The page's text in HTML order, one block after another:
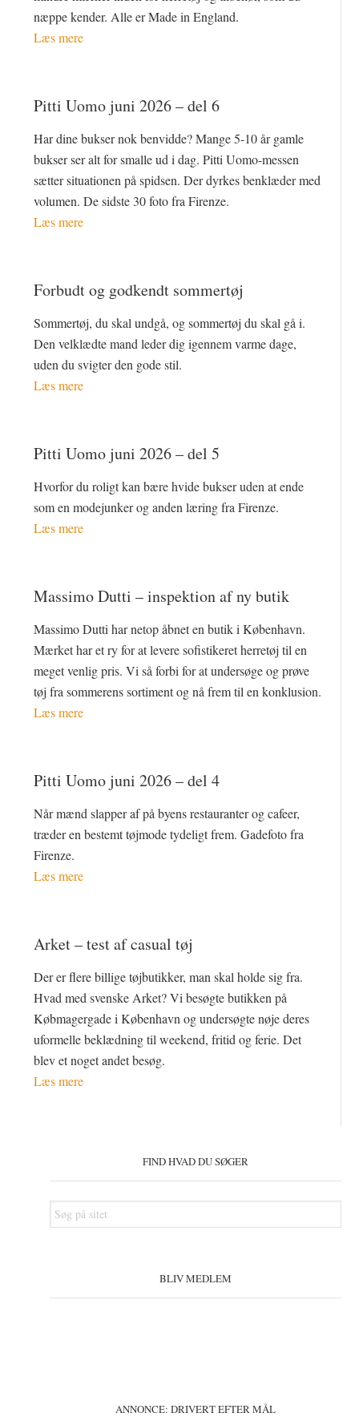
næppe kender. Alle er Made in England.
Læs mere
Pitti Uomo juni 2026 – del 6
Har dine bukser nok benvidde? Mange 5-10 år gamle
bukser ser alt for smalle ud i dag. Pitti Uomo-messen
sætter situationen på spidsen. Der dyrkes benklæder med
volumen. De sidste 30 foto fra Firenze.
Læs mere
Forbudt og godkendt sommertøj
Sommertøj, du skal undgå, og sommertøj du skal gå i.
Den velklædte mand leder dig igennem varme dage,
uden du svigter den gode stil.
Læs mere
Pitti Uomo juni 2026 – del 5
Hvorfor du roligt kan bære hvide bukser uden at ende
som en modejunker og anden læring fra Firenze.
Læs mere
Massimo Dutti – inspektion af ny butik
Massimo Dutti har netop åbnet en butik i København.
Mærket har et ry for at levere sofistikeret herretøj til en
meget venlig pris. Vi så forbi for at undersøge og prøve
tøj fra sommerens sortiment og nå frem til en konklusion.
Læs mere
Pitti Uomo juni 2026 – del 4
Når mænd slapper af på byens restauranter og cafeer,
træder en bestemt tøjmode tydeligt frem. Gadefoto fra
Firenze.
Læs mere
Arket – test af casual tøj
Der er flere billige tøjbutikker, man skal holde sig fra.
Hvad med svenske Arket? Vi besøgte butikken på
Købmagergade i København og undersøgte nøje deres
uformelle beklædning til weekend, fritid og ferie. Det
blev et noget andet besøg.
Læs mere
FIND HVAD DU SØGER
Søg
på
BLIV MEDLEM
ANNONCE: DRIVERT EFTER MÅL